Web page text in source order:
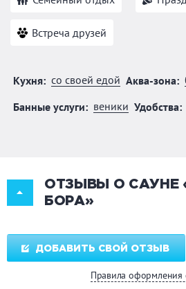
Встреча друзей
Кухня: со своей едой Аква-зона:
Банные услуги: веники Удобства:
ОТЗЫВЫ О САУНЕ
БОРА»
ДОБАВИТЬ СВОЙ ОТЗЫВ
Правила оформления